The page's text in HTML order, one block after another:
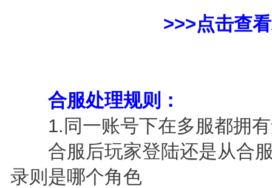
>>>点击查
合服处理规则：
1.同一账号下在多服都拥有
合服后玩家登陆还是从合服
录则是哪个角色